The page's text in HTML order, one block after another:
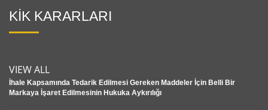
KİK KARARLARI
VIEW ALL
İhale Kapsamında Tedarik Edilmesi Gereken Maddeler İçin Belli Bir
Markaya İşaret Edilmesinin Hukuka Aykırılığı